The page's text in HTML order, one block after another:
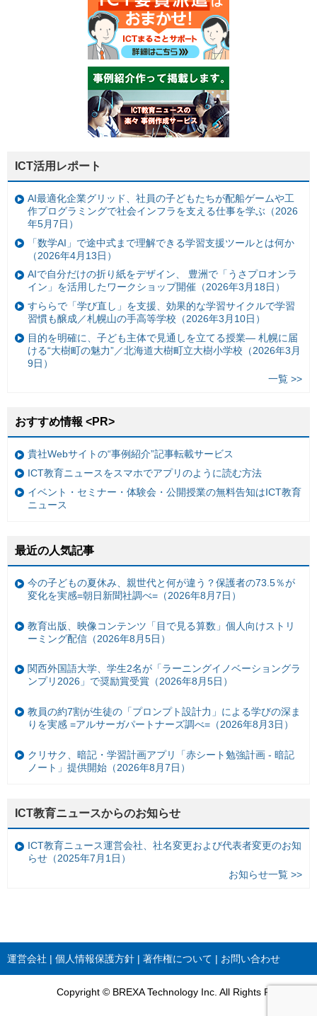
ICT活用レポート
AI最適化企業グリッド、社員の子どもたちが配船ゲームや工
作プログラミングで社会インフラを支える仕事を学ぶ（2026
年5月7日）
「数学AI」で途中式まで理解できる学習支援ツールとは何か
（2026年4月13日）
AIで自分だけの折り紙をデザイン、 豊洲で「うさプロオンラ
イン」を活用したワークショップ開催（2026年3月18日）
すららで「学び直し」を支援、効果的な学習サイクルで学習
習慣も醸成／札幌山の手高等学校（2026年3月10日）
目的を明確に、子ども主体で見通しを立てる授業— 札幌に届
ける“大樹町の魅力”／北海道大樹町立大樹小学校（2026年3月
9日）
一覧 >>
おすすめ情報 <PR>
貴社Webサイトの“事例紹介”記事転載サービス
ICT教育ニュースをスマホでアプリのように読む方法
イベント・セミナー・体験会・公開授業の無料告知はICT教育
ニュース
最近の人気記事
今の子どもの夏休み、親世代と何が違う？保護者の73.5％が
変化を実感=朝日新聞社調べ=（2026年8月7日）
教育出版、映像コンテンツ「目で見る算数」個人向けストリ
ーミング配信（2026年8月5日）
関西外国語大学、学生2名が「ラーニングイノベーショングラ
ンプリ2026」で奨励賞受賞（2026年8月5日）
教員の約7割が生徒の「プロンプト設計力」による学びの深ま
りを実感 =アルサーガパートナーズ調べ=（2026年8月3日）
クリサク、暗記・学習計画アプリ「赤シート勉強計画 - 暗記
ノート」提供開始（2026年8月7日）
ICT教育ニュースからのお知らせ
ICT教育ニュース運営会社、社名変更および代表者変更のお知
らせ（2025年7月1日）
お知らせ一覧 >>
運営会社 個人情報保護方針 著作権について お問い合わせ
Copyright © BREXA Technology Inc. All Rights Reserved.